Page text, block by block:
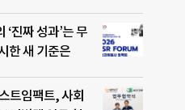
‘진짜 성과’는 무
한 새 기준은
트임팩트, 사회